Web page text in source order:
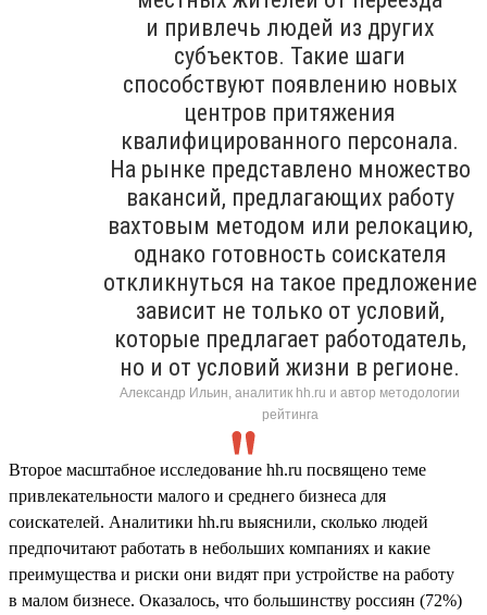
и привлечь людей из других
субъектов. Такие шаги
способствуют появлению новых
центров притяжения
квалифицированного персонала.
На рынке представлено множество
вакансий, предлагающих работу
вахтовым методом или релокацию,
однако готовность соискателя
откликнуться на такое предложение
зависит не только от условий,
которые предлагает работодатель,
но и от условий жизни в регионе.
Александр Ильин, аналитик hh.ru и автор методологии
рейтинга
Второе масштабное исследование hh.ru посвящено теме
привлекательности малого и среднего бизнеса для
соискателей. Аналитики hh.ru выяснили, сколько людей
предпочитают работать в небольших компаниях и какие
преимущества и риски они видят при устройстве на работу
в малом бизнесе. Оказалось, что большинству россиян (72%)